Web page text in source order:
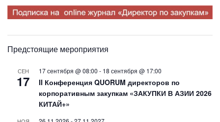
Предстоящие мероприятия
СЕН
17
17 сентября @ 08:00 - 18 сентября @ 17:00
II Конференция QUORUM директоров по
корпоративным закупкам «ЗАКУПКИ В АЗИИ 2026
КИТАЙ+»